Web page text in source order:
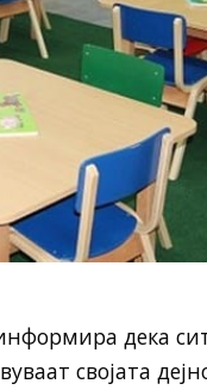
дека
својата